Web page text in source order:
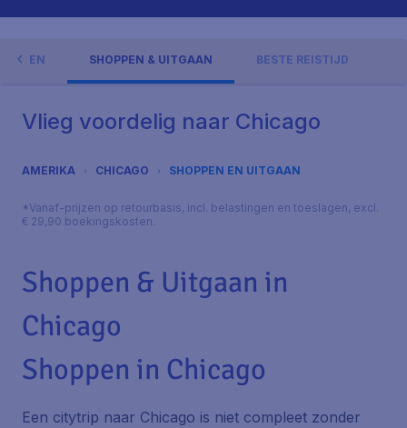
SHOPPEN & UITGAAN BESTE REISTIJD
Vlieg voordelig naar Chicago
AMERIKA CHICAGO SHOPPEN EN UITGAAN
*Vanaf-prijzen op retourbasis, incl. belastingen en toeslagen, excl.
€ 29,90 boekingskosten.
Shoppen & Uitgaan in
Chicago
Shoppen in Chicago
Een citytrip naar Chicago is niet compleet zonder